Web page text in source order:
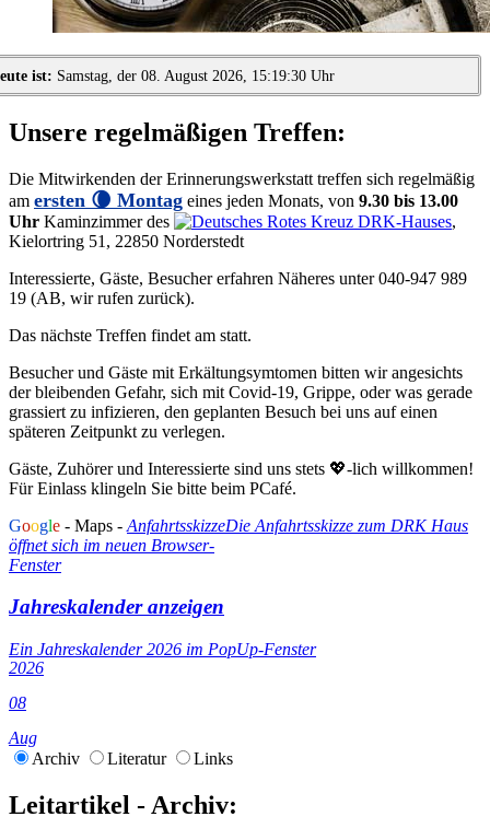
ist: Samstag, der 08. August 2026, 15:19:30 Uhr
Unsere regelmäßigen Treffen:
Die Mitwirkenden der Erinnerungswerkstatt treffen sich regelmäßig
am ersten 🌘 Montag eines jeden Monats, von 9.30 bis 13.00
Uhr Kaminzimmer des DRK-Hauses,
Kielortring 51, 22850 Norderstedt
Interessierte, Gäste, Besucher erfahren Näheres unter 040-947 989
19 (AB, wir rufen zurück).
Das nächste Treffen findet am statt.
Besucher und Gäste mit Erkältungsymtomen bitten wir angesichts
der bleibenden Gefahr, sich mit Covid-19, Grippe, oder was gerade
grassiert zu infizieren, den geplanten Besuch bei uns auf einen
späteren Zeitpunkt zu verlegen.
Gäste, Zuhörer und Interessierte sind uns stets 💖-lich willkommen!
Für Einlass klingeln Sie bitte beim PCafé.
Google - Maps - AnfahrtsskizzeDie Anfahrtsskizze zum DRK Haus
öffnet sich im neuen Browser-
Fenster
Jahreskalender anzeigen
Ein Jahreskalender 2026 im PopUp-Fenster
2026
08
Aug
Archiv
Literatur Links
Leitartikel - Archiv: